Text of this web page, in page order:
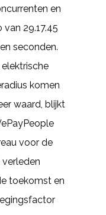
en
29.17.45
seconden.
komen
waard, blijkt
voor de
toekomst en